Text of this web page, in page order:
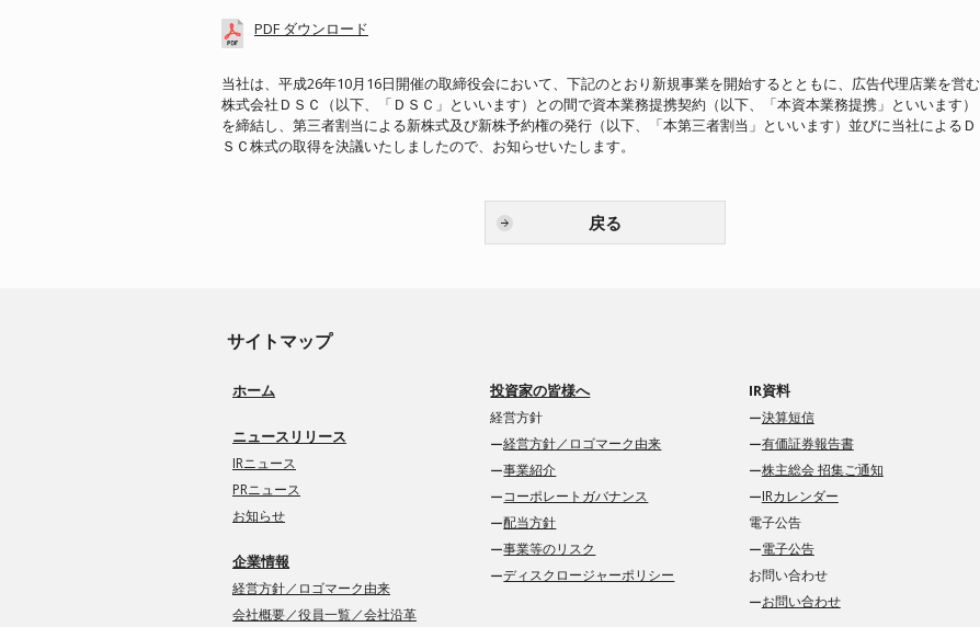
PDF ダウンロード
当社は、平成26年10月16日開催の取締役会において、下記のとおり新規事業を開始するとともに、広告代理店業を営む
株式会社ＤＳＣ（以下、「ＤＳＣ」といいます）との間で資本業務提携契約（以下、「本資本業務提携」といいます）
を締結し、第三者割当による新株式及び新株予約権の発行（以下、「本第三者割当」といいます）並びに当社によるＤ
ＳＣ株式の取得を決議いたしましたので、お知らせいたします。
戻る
サイトマップ
ホーム
ニュースリリース
IRニュース
PRニュース
お知らせ
企業情報
経営方針／ロゴマーク由来
会社概要／役員一覧／会社沿革
投資家の皆様へ
経営方針
経営方針／ロゴマーク由来
事業紹介
コーポレートガバナンス
配当方針
事業等のリスク
ディスクロージャーポリシー
IR資料
決算短信
有価証券報告書
株主総会 招集ご通知
IRカレンダー
電子公告
電子公告
お問い合わせ
お問い合わせ